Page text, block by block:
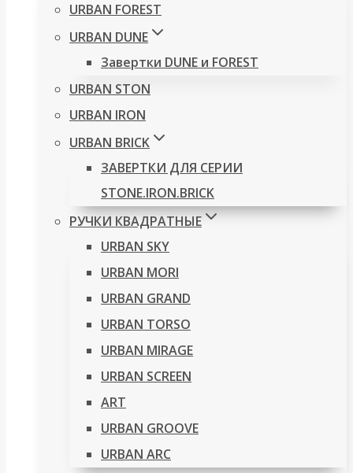
URBAN FOREST
URBAN DUNE
Завертки DUNE и FOREST
URBAN STON
URBAN IRON
URBAN BRICK
ЗАВЕРТКИ ДЛЯ СЕРИИ
STONE.IRON.BRICK
РУЧКИ КВАДРАТНЫЕ
URBAN SKY
URBAN MORI
URBAN GRAND
URBAN TORSO
URBAN MIRAGE
URBAN SCREEN
ART
URBAN GROOVE
URBAN ARC